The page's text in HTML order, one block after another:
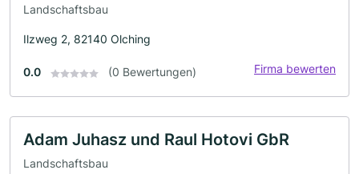
Landschaftsbau
Ilzweg 2, 82140 Olching
0.0 (0 Bewertungen) Firma bewerten
Adam Juhasz und Raul Hotovi GbR
Landschaftsbau